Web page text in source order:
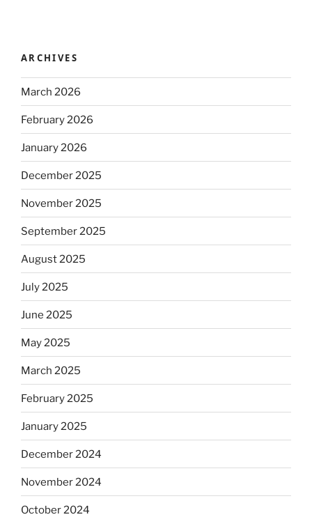
ARCHIVES
March 2026
February 2026
January 2026
December 2025
November 2025
September 2025
August 2025
July 2025
June 2025
May 2025
March 2025
February 2025
January 2025
December 2024
November 2024
October 2024